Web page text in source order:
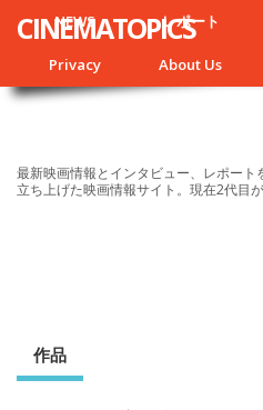
NEWS レポート
Privacy About Us
CINEMATOPICS
最新映画情報とインタビュー、レポー
立ち上げた映画情報サイト。現在2代目
作品